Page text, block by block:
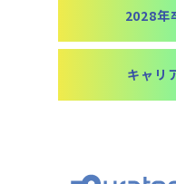
2028年
キャリ